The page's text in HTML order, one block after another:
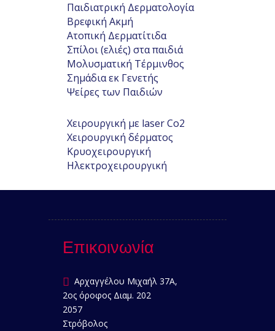
Παιδιατρική Δερματολογία
Βρεφική Ακμή
Ατοπική Δερματίτιδα
Σπίλοι (ελιές) στα παιδιά
Μολυσματική Τέρμινθος
Σημάδια εκ Γενετής
Ψείρες των Παιδιών
Χειρουργική με laser Co2
Χειρουργική δέρματος
Κρυοχειρουργική
Ηλεκτροχειρουργική
Επικοινωνία
Αρχαγγέλου Μιχαήλ 37Α,
2ος όροφος Διαμ. 202
2057
Στρόβολος